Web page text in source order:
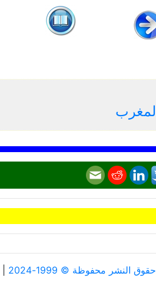
النشر محفوظة © 1999-2024